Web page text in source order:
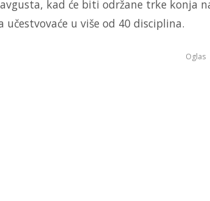
kad će biti održane trke konja
učestvovaće u više od 40 disciplina.
Oglas